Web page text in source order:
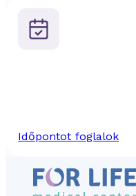
Időpontot foglalok